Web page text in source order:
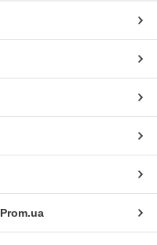
Prom.ua